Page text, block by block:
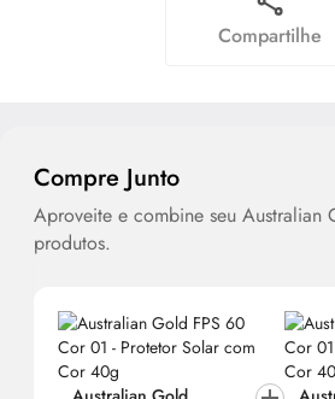
Compartilhe
Compre Junto
Aproveite e combine seu Australian
produtos.